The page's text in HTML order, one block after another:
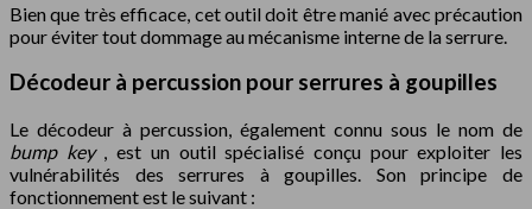
Bien que très efficace, cet outil doit être manié avec précaution
pour éviter tout dommage au mécanisme interne de la serrure.
Décodeur à percussion pour serrures à goupilles
Le décodeur à percussion, également connu sous le nom de
bump key , est un outil spécialisé conçu pour exploiter les
vulnérabilités des serrures à goupilles. Son principe de
fonctionnement est le suivant :